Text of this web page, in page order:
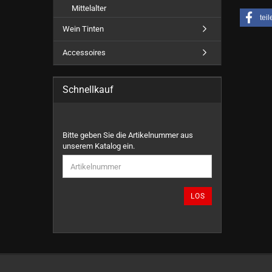
Mittelalter
Wein Tinten
Accessoires
Schnellkauf
BITTE
GEBEN
SIE
DIE
ARTIKELNUMMER
Bitte geben Sie die Artikelnummer aus
unserem Katalog ein.
LOS